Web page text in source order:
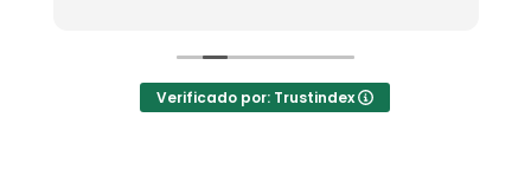
Verificado por: Trustindex